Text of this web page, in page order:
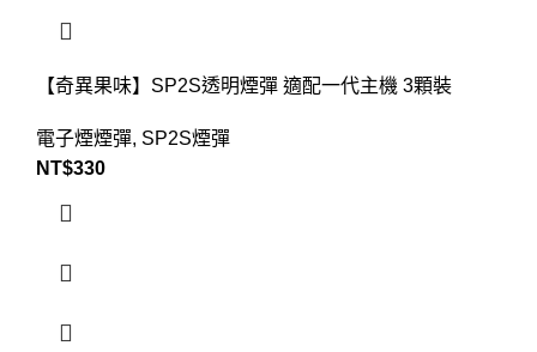
【奇異果味】SP2S透明煙彈 適配一代主機 3顆裝
電子煙煙彈, SP2S煙彈
NT$330